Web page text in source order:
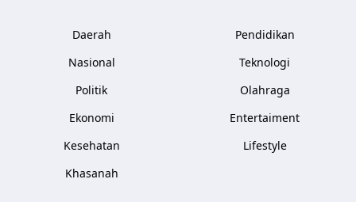
Daerah
Nasional
Politik
Ekonomi
Kesehatan
Khasanah
Pendidikan
Teknologi
Olahraga
Entertaiment
Lifestyle